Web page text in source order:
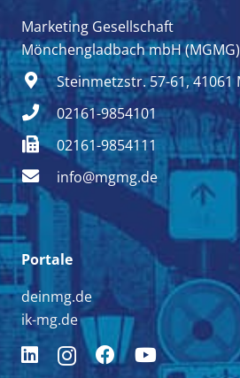
Marketing Gesellschaft
Mönchengladbach mbH (MGMG)
Steinmetzstr. 57-61,
02161-9854101
02161-9854111
info@mgmg.de
Portale
deinmg.de
ik-mg.de